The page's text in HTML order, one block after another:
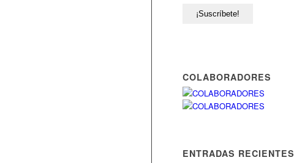
COLABORADORES
ENTRADAS RECIENTES